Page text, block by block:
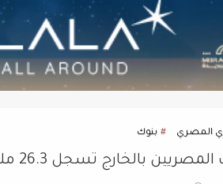
المصري بنوك
بالخارج تسجل 26.3 مليار دولار خلال 11 شهرًا